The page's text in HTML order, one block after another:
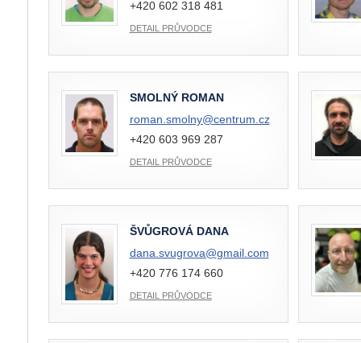
+420 602 318 481
DETAIL PRŮVODCE
SMOLNÝ ROMAN
roman.smolny@centrum.cz
+420 603 969 287
DETAIL PRŮVODCE
ŠVŮGROVÁ DANA
dana.svugrova@gmail.com
+420 776 174 660
DETAIL PRŮVODCE